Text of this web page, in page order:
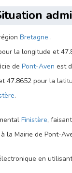
Bretagne .
la longitude et
de Pont-Aven est
47.8652 pour la
.
Finistère,
la Mairie de Pont-
en